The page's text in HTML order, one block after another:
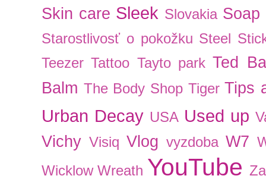
Skin care Sleek Slovakia Soap
Starostlivosť o pokožku Steel
Teezer Tattoo Tayto park Ted
Balm The Body Shop Tiger Tips
Urban Decay USA Used up
Vichy Visiq Vlog vyzdoba W7
Wicklow Wreath YouTube